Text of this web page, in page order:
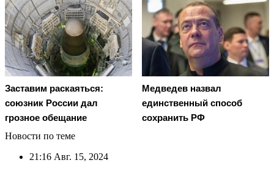
Заставим раскаяться:
союзник России дал
грозное обещание
Медведев назвал
единственный способ
сохранить РФ
Новости по теме
21:16 Авг. 15, 2024